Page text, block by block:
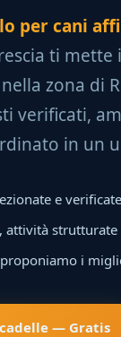
per cani
ti
zona di
verificati,
in un
e
attività
i
— Gratis